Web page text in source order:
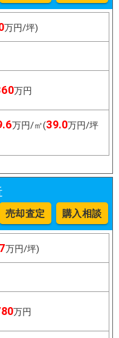
万円/坪)
万円
万円/㎡(39.0万円/坪
売却査定 購入相談
万円/坪)
万円